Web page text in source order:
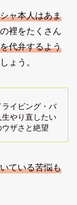
ャ本人はあま
裡をたくさん
代弁するよう
ょう。
ライビング・バ
やり直したい
ザさと絶望
ている苦悩も